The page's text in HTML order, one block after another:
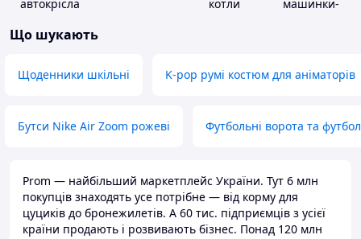
автокрісла
котли
машинки-
Що шукають
Щоденники шкільні K-pop румі костюм для аніматорів
Бутси Nike Air Zoom рожеві Футбольні ворота та
Prom — найбільший маркетплейс України. Тут 6 млн
покупців знаходять усе потрібне — від корму для
цуциків до бронежилетів. А 60 тис. підприємців з усієї
країни продають і розвивають бізнес. Понад 120 млн